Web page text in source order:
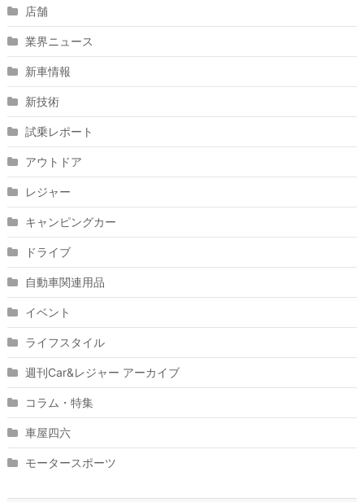
店舗
業界ニュース
新車情報
新技術
試乗レポート
アウトドア
レジャー
キャンピングカー
ドライブ
自動車関連用品
イベント
ライフスタイル
週刊Car&レジャー アーカイブ
コラム・特集
車屋四六
モータースポーツ